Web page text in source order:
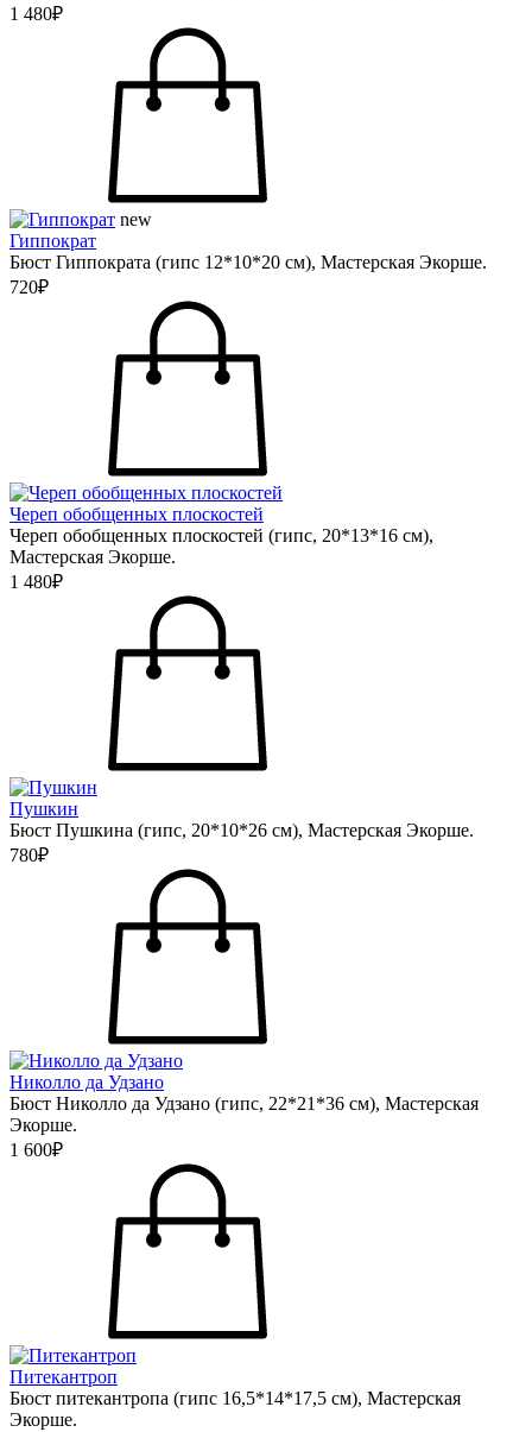
1 480₽
new
Гиппократ
Бюст Гиппократа (гипс 12*10*20 см), Мастерская Экорше.
720₽
Череп обобщенных плоскостей
Череп обобщенных плоскостей (гипс, 20*13*16 см),
Мастерская Экорше.
1 480₽
Пушкин
Бюст Пушкина (гипс, 20*10*26 см), Мастерская Экорше.
780₽
Николло да Удзано
Бюст Николло да Удзано (гипс, 22*21*36 см), Мастерская
Экорше.
1 600₽
Питекантроп
Бюст питекантропа (гипс 16,5*14*17,5 см), Мастерская
Экорше.